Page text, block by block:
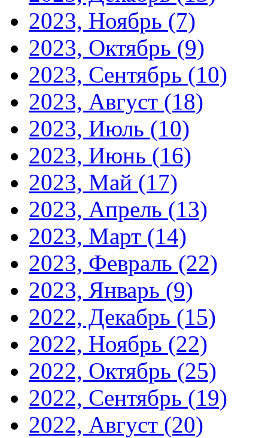
2023, Ноябрь (7)
2023, Октябрь (9)
2023, Сентябрь (10)
2023, Август (18)
2023, Июль (10)
2023, Июнь (16)
2023, Май (17)
2023, Апрель (13)
2023, Март (14)
2023, Февраль (22)
2023, Январь (9)
2022, Декабрь (15)
2022, Ноябрь (22)
2022, Октябрь (25)
2022, Сентябрь (19)
2022, Август (20)